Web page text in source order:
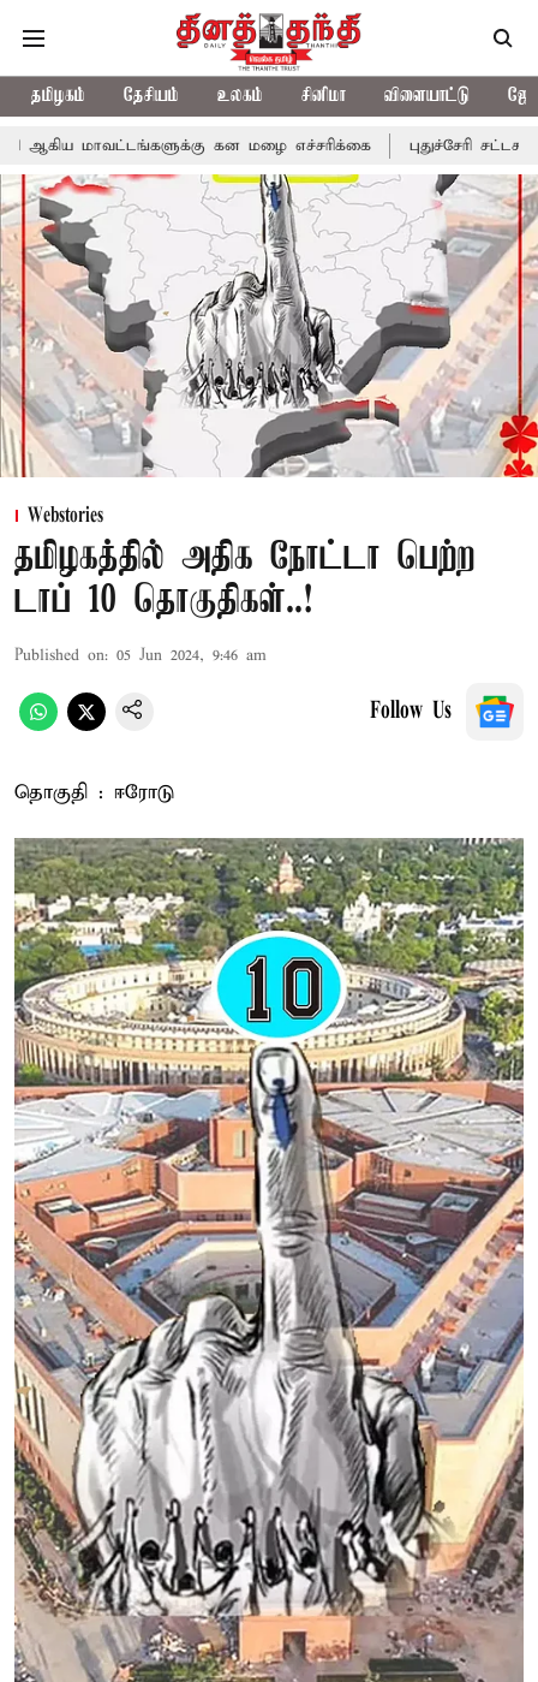
தமிழகம் தேசியம் உலகம் சினிமா விளையாட்டு
கன மழை எச்சரிக்கை புதுச்சேரி சட்டசபையில் வரும் 24ம் தேதி
Webstories
தமிழகத்தில் அதிக நோட்டா பெற்ற
டாப் 10 தொகுதிகள்..!
Published on: 05 Jun 2024, 9:46 am
Follow Us
தொகுதி : ஈரோடு